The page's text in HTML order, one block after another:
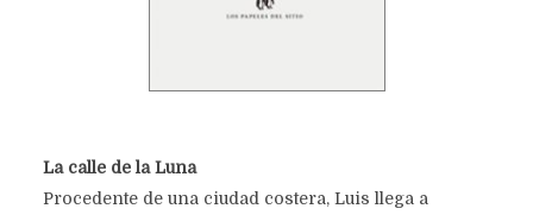
La calle de la Luna
Procedente de una ciudad costera, Luis llega a